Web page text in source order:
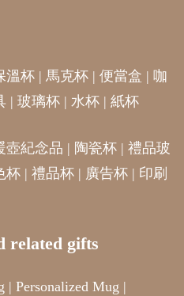
溫杯 | 馬克杯 | 便當盒 | 咖
| 玻璃杯 | 水杯 | 紙杯
壺紀念品 | 陶瓷杯 | 禮品玻
杯 | 禮品杯 | 廣告杯 | 印刷
related gifts
| Personalized Mug |